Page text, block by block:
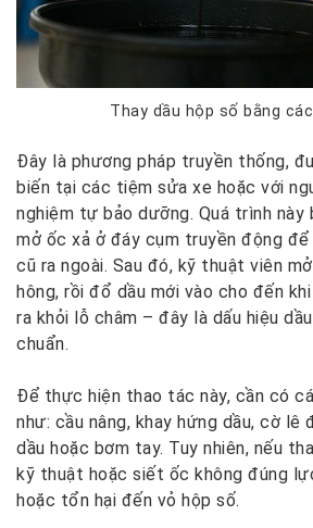
Thay dầu hộp số bằng
Đây là phương pháp truyền thống,
biến tại các tiệm sửa xe hoặc với
nghiệm tự bảo dưỡng. Quá trình này
mở ốc xả ở đáy cụm truyền động
cũ ra ngoài. Sau đó, kỹ thuật viên
hông, rồi đổ dầu mới vào cho đến
ra khỏi lỗ châm – đây là dấu hiệu
chuẩn.
Để thực hiện thao tác này, cần có
như: cầu nâng, khay hứng dầu, cờ lê
dầu hoặc bơm tay. Tuy nhiên, nếu
kỹ thuật hoặc siết ốc không đúng
hoặc tổn hại đến vỏ hộp số.